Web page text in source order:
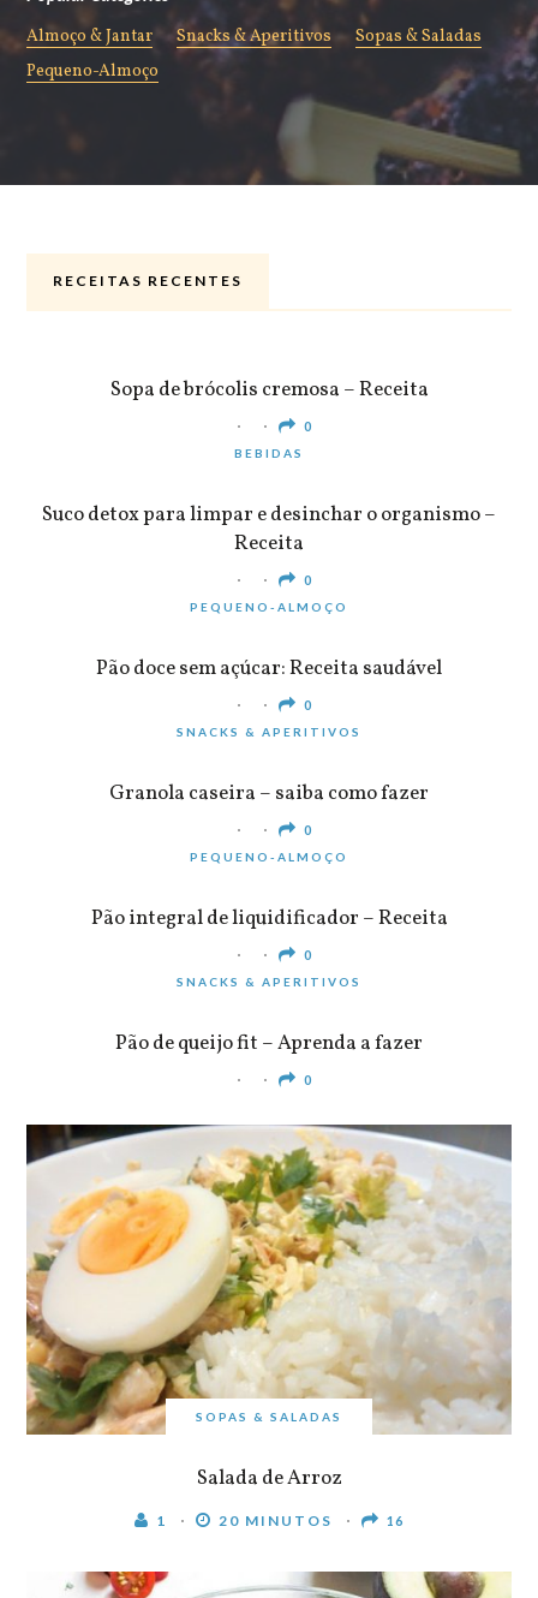
Almoço & Jantar Snacks & Aperitivos
Sopas & Saladas
Pequeno-Almoço
RECEITAS RECENTES
Sopa de brócolis cremosa – Receita
0
BEBIDAS
Suco detox para limpar e desinchar o organismo –
Receita
0
PEQUENO-ALMOÇO
Pão doce sem açúcar: Receita saudável
0
SNACKS & APERITIVOS
Granola caseira – saiba como fazer
0
PEQUENO-ALMOÇO
Pão integral de liquidificador – Receita
0
SNACKS & APERITIVOS
Pão de queijo fit – Aprenda a fazer
0
SOPAS & SALADAS
Salada de Arroz
1 20 MINUTOS 16